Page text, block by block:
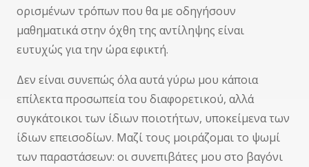
ορισμένων τρόπων που θα με οδηγήσουν
μαθηματικά στην όχθη της αντίληψης είναι
ευτυχώς για την ώρα εφικτή.
Δεν είναι συνεπώς όλα αυτά γύρω μου κάποια
επίλεκτα προσωπεία του διαφορετικού, αλλά
συγκάτοικοι των ίδιων ποιοτήτων, υποκείμενα των
ίδιων επεισοδίων. Μαζί τους μοιράζομαι το ψωμί
των παραστάσεων: οι συνεπιβάτες μου στο βαγόνι